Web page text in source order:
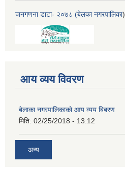
जनगणना डाटा- २०७८ (बेलका नगरपालिका)
आय व्यय विवरण
बेलाका नगरपालिकाको आय व्यय बिबरण
मिति: 02/25/2018 - 13:12
अन्य